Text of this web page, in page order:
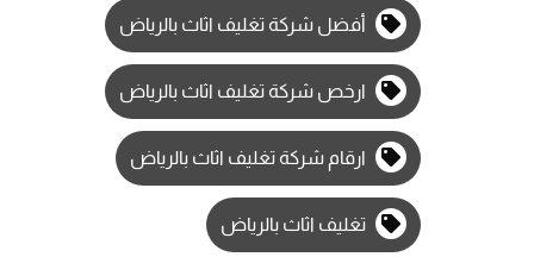
أفضل شركة تغليف اثاث بالرياض
ارخص شركة تغليف اثاث بالرياض
ارقام شركة تغليف اثاث بالرياض
تغليف اثاث بالرياض